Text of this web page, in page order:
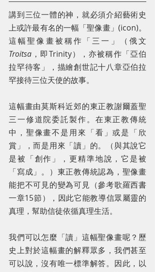
講到三位一體的神，就必須介紹藝術史
上或許最有名的一幅「聖像畫」(icon)。
這幅聖像畫被稱作「三一」（俄文
Troitsa ，即Trinity），亦被稱作「亞伯
拉罕待客」，描繪創世記十八章亞伯拉
罕接待三位天使的故事。
這幅畫由莫斯科近郊的東正教謝爾蓋聖
三一修道院委託製作。在東正教傳統
中，聖像畫不是用來「看」或是「欣
賞」，而是用來「讀」的。（與其說它
是被「創作」，更精準地說，它是被
「寫成」。）東正教傳統認為，聖像畫
能把不可見的變為可見（參考歌羅西書
一章15節），因此它能教導信眾屬靈的
真理，幫助信徒依循真理生活。
我們可以怎麼「讀」這幅聖像畫呢？歷
史上對於這幅畫的解釋眾多，我們甚至
可以說，沒有唯一標準解答。因此，以